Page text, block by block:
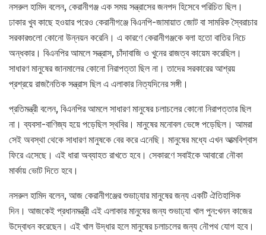
নসরুল হামিদ বলেন, কেরানীগঞ্জ এক সময় সন্ত্রাসের জনপদ হিসেবে পরিচিত ছিল।
ঢাকার খুব কাছে হওয়ার পরেও কেরানীগঞ্জে বিএনপি-জামায়াত জোট বা সামরিক স্বৈরাচার
সরকারগুলো কোনো উন্নয়ন করেনি। এ কারণে কেরানীগঞ্জকে বলা হতো বাতির নিচে
অন্ধকার। বিএনপির আমলে সন্ত্রাস, চাঁদাবাজি ও খুনের রাজত্ব কায়েম করেছিল।
সাধারণ মানুষের জানমালের কোনো নিরাপত্তা ছিল না। তাদের সরকারের আশ্রয়
প্রশ্রয়ে রাজনৈতিক সন্ত্রাস ছিল এ এলাকার নিত্যদিনের সঙ্গী।
প্রতিমন্ত্রী বলেন, বিএনপির আমলে সাধারণ মানুষের চলাচলের কোনো নিরাপত্তার ছিল
না। ব্যবসা-বাণিজ্য হয়ে পড়েছিল স্থবির। মানুষের মনোবল ভেঙ্গে পড়েছিল। আমরা
সেই অবস্থা থেকে সাধারণ মানুষকে বের করে এনেছি। মানুষের মধ্যে এখন আত্মবিশ্বাস
ফিরে এসেছে। এই ধারা অব্যাহত রাখতে হবে। সেকারণে সবাইকে আবারো নৌকা
মার্কায় ভোট দিতে হবে।
নসরুল হামিদ বলেন, আজ কেরানীগঞ্জের শুভাঢ্যার মানুষের জন্য একটি ঐতিহাসিক
দিন। আজকেই প্রধানমন্ত্রী এই এলাকার মানুষের জন্য শুভাঢ্যা খাল পুন:খনন কাজের
উদ্বোধন করেছেন। এই খাল উদ্ধার হলে মানুষের চলাচলের জন্য নৌপথ যোগ হবে।